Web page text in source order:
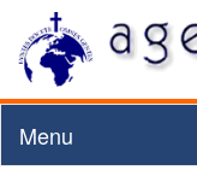
Menu